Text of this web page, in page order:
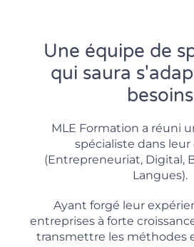
Une équipe de
qui saura
besoins
MLE Formation a réuni
spécialiste dans
(Entrepreneuriat, Digital,
Langues).
Ayant forgé leur
entreprises à forte
transmettre les méthodes